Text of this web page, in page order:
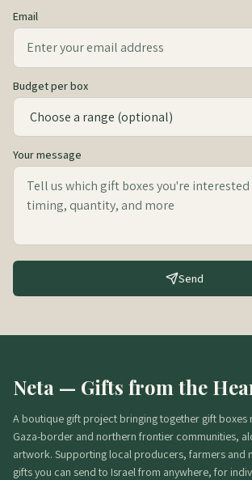
Email
Budget per box
Your message
Send
Neta — Gifts from the
A boutique gift project bringing together gift boxes
Gaza-border and northern frontier communities,
artwork. Supporting local producers, farmers and
gifts you can send to Israel from anywhere, for